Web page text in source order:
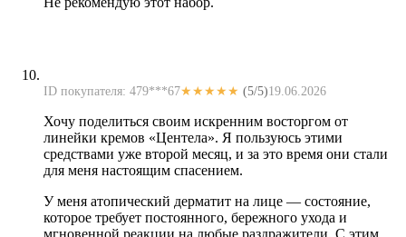
ID покупателя: 479***67★★★★★ (5/5)19.06.2026
Хочу поделиться своим искренним восторгом от
линейки кремов «Центела». Я пользуюсь этими
средствами уже второй месяц, и за это время они стали
для меня настоящим спасением.
У меня атопический дерматит на лице — состояние,
которое требует постоянного, бережного ухода и
мгновенной реакции на любые раздражители. С этим